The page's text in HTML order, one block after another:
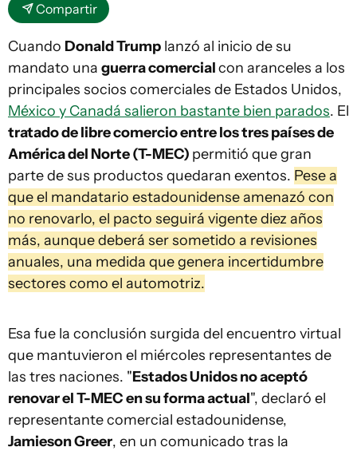
Compartir
Cuando Donald Trump lanzó al inicio de su
mandato una guerra comercialcon aranceles a los
principales socios comerciales de Estados Unidos,
México y Canadá salieron bastante bien parados. El
tratado de libre comercio entre los tres países de
América del Norte (T-MEC) permitió que gran
parte de sus productos quedaran exentos. Pese a
que el mandatario estadounidense amenazó con
no renovarlo, el pacto seguirá vigente diez años
más, aunque deberá ser sometido a revisiones
anuales, una medida que genera incertidumbre
sectores como el automotriz.
Esa fue la conclusión surgida del encuentro virtual
que mantuvieron el miércoles representantes de
las tres naciones. "Estados Unidos no aceptó
renovar el T-MEC en su forma actual", declaró el
representante comercial estadounidense,
Jamieson Greer, en un comunicado tras la